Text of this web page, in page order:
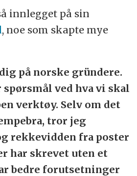
innlegget på sin
, noe som skapte mye
på norske gründere.
ved hva vi skal
verktøy. Selv om det
tror jeg
rekkevidden fra poster
har skrevet uten et
bedre forutsetninger